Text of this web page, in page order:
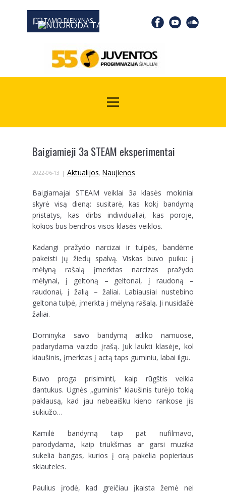
TAMO DIENYNAS
0667 19366
Baigiamieji 3a STEAM eksperimentai
2022-06-13 Aktualijos, Naujienos
Baigiamajai STEAM veiklai 3a klasės mokiniai
skyrė visą dieną: susitarė, kas kokį bandymą
pristatys, kas dirbs individualiai, kas poroje,
kokios bus bendros visos klasės veiklos.
Kadangi pražydo narcizai ir tulpės, bandėme
pakeisti jų žiedų spalvą. Viskas buvo puiku: į
mėlyną rašalą įmerktas narcizas pražydo
mėlynai, į geltoną – geltonai, į raudoną –
raudonai, į žalią – žaliai. Labiausiai nustebino
geltona tulpė, įmerkta į mėlyną rašalą. Ji nusidažė
žaliai.
Dominyka savo bandymą atliko namuose,
padarydama vaizdo įrašą. Juk laukti klasėje, kol
kiaušinis, įmerktas į actą taps guminiu, labai ilgu.
Buvo proga prisiminti, kaip rūgštis veikia
dantukus. Ugnės „guminis“ kiaušinis turėjo tokią
paklausą, kad jau nebeaišku kieno rankose jis
sukiužo…
Kamilė bandymą taip pat nufilmavo,
parodydama, kaip triukšmas ar garsi muzika
sukelia bangas, kurios į orą pakelia popieriaus
skiauteles.
Paulius įrodė, kad greičiau įkaista žemė nei